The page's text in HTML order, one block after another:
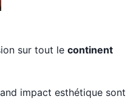
sur tout le continent
impact esthétique sont